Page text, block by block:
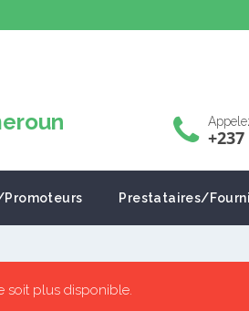
Prestataires/
soit plus disponible.